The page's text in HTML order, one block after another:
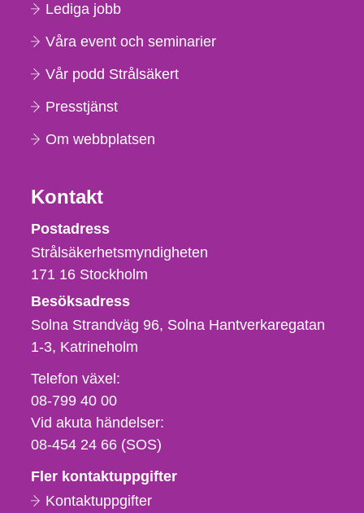
Lediga jobb
Våra event och seminarier
Vår podd Strålsäkert
Presstjänst
Om webbplatsen
Kontakt
Strålsäkerhetsmyndigheten
Postadress
Strålsäkerhetsmyndigheten
171 16 Stockholm
Besöksadress
Solna Strandväg 96, Solna Hantverkaregatan
1-3 Katrineholm
Telefon,
fax
och
e-
Telefon växel:
08-799 40 00
Vid akuta händelser:
08-454 24 66 (SOS)
Fler kontaktuppgifter
Kontaktuppgifter